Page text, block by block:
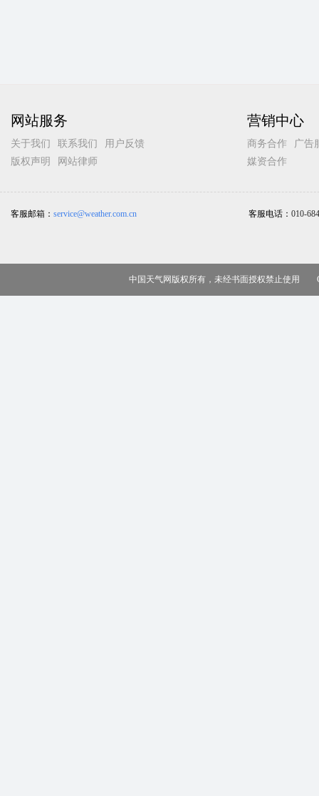
网站服务
关于我们 联系我们
用户反馈
版权声明
网站律师
营销中心
商务合作
广告
媒资合作
客服邮箱： service@weather.com.cn 客服电话： 010-
中国天气网版权所有，未经书面授权禁止使用